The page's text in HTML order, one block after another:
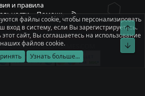
и правила
Помощь
R
S
S
использовании материалов сайта -
на источник обязательна!
2008-2026, ZLOYGAMES.COM
файлы cookie, чтобы персонализировать
вход в систему, если Вы зарегистрируетесь.
сайт, Вы соглашаетесь на использование
наших файлов cookie.
Узнать больше...